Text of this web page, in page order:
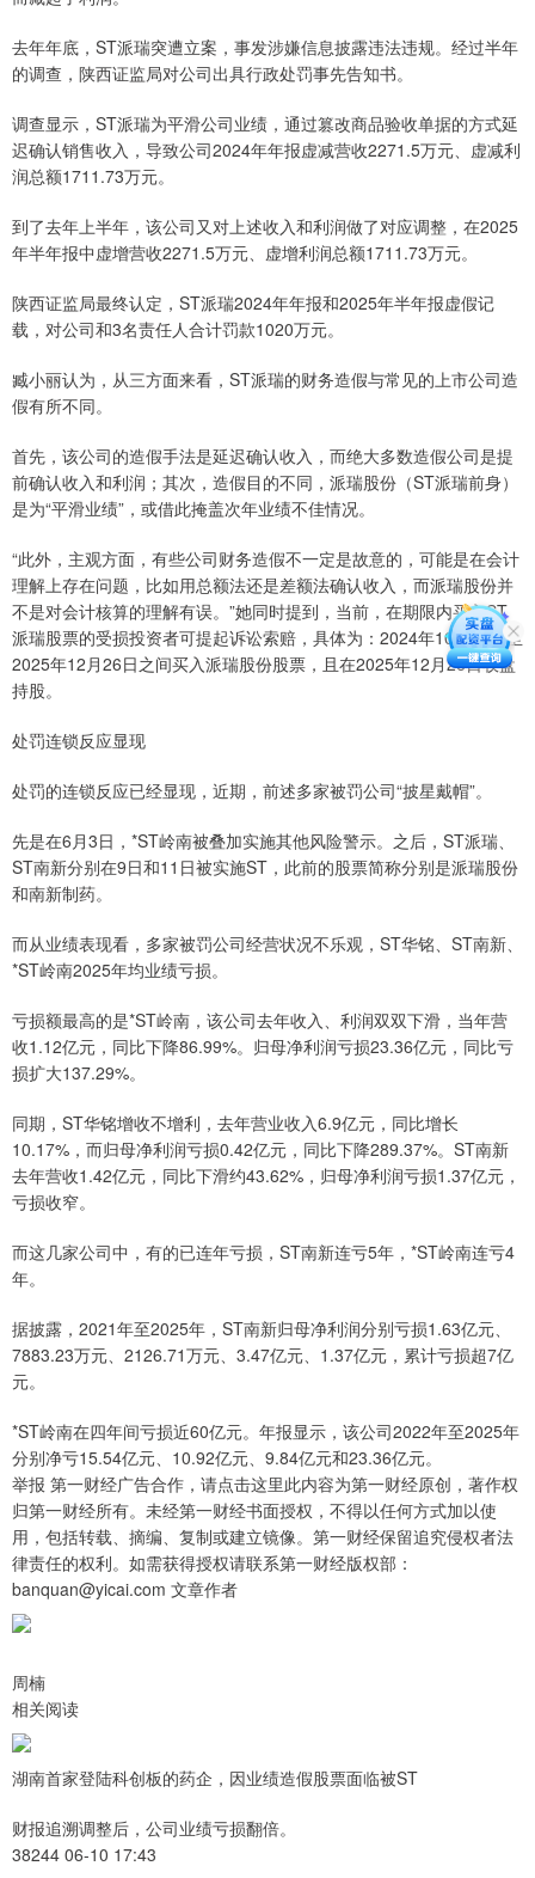
去年年底，ST派瑞突遭立案，事发涉嫌信息披露违法违规。经过半年
的调查，陕西证监局对公司出具行政处罚事先告知书。
调查显示，ST派瑞为平滑公司业绩，通过篡改商品验收单据的方式延
迟确认销售收入，导致公司2024年年报虚减营收2271.5万元、虚减利
润总额1711.73万元。
到了去年上半年，该公司又对上述收入和利润做了对应调整，在2025
年半年报中虚增营收2271.5万元、虚增利润总额1711.73万元。
陕西证监局最终认定，ST派瑞2024年年报和2025年半年报虚假记
载，对公司和3名责任人合计罚款1020万元。
臧小丽认为，从三方面来看，ST派瑞的财务造假与常见的上市公司造
假有所不同。
首先，该公司的造假手法是延迟确认收入，而绝大多数造假公司是提
前确认收入和利润；其次，造假目的不同，派瑞股份（ST派瑞前身）
是为“平滑业绩”，或借此掩盖次年业绩不佳情况。
“此外，主观方面，有些公司财务造假不一定是故意的，可能是在会计
理解上存在问题，比如用总额法还是差额法确认收入，而派瑞股份并
不是对会计核算的理解有误。”她同时提到，当前，在期限内买入ST
派瑞股票的受损投资者可提起诉讼索赔，具体为：2024年10月28日至
2025年12月26日之间买入派瑞股份股票，且在2025年12月26日收盘
持股。
处罚连锁反应显现
处罚的连锁反应已经显现，近期，前述多家被罚公司“披星戴帽”。
先是在6月3日，*ST岭南被叠加实施其他风险警示。之后，ST派瑞、
ST南新分别在9日和11日被实施ST，此前的股票简称分别是派瑞股份
和南新制药。
而从业绩表现看，多家被罚公司经营状况不乐观，ST华铭、ST南新、
*ST岭南2025年均业绩亏损。
亏损额最高的是*ST岭南，该公司去年收入、利润双双下滑，当年营
收1.12亿元，同比下降86.99%。归母净利润亏损23.36亿元，同比亏
损扩大137.29%。
同期，ST华铭增收不增利，去年营业收入6.9亿元，同比增长
10.17%，而归母净利润亏损0.42亿元，同比下降289.37%。ST南新
去年营收1.42亿元，同比下滑约43.62%，归母净利润亏损1.37亿元，
亏损收窄。
而这几家公司中，有的已连年亏损，ST南新连亏5年，*ST岭南连亏4
年。
据披露，2021年至2025年，ST南新归母净利润分别亏损1.63亿元、
7883.23万元、2126.71万元、3.47亿元、1.37亿元，累计亏损超7亿
元。
*ST岭南在四年间亏损近60亿元。年报显示，该公司2022年至2025年
分别净亏15.54亿元、10.92亿元、9.84亿元和23.36亿元。
举报 第一财经广告合作，请点击这里此内容为第一财经原创，著作权
归第一财经所有。未经第一财经书面授权，不得以任何方式加以使
用，包括转载、摘编、复制或建立镜像。第一财经保留追究侵权者法
律责任的权利。如需获得授权请联系第一财经版权部：
banquan@yicai.com 文章作者
周楠
相关阅读
湖南首家登陆科创板的药企，因业绩造假股票面临被ST
财报追溯调整后，公司业绩亏损翻倍。
38244 06-10 17:43